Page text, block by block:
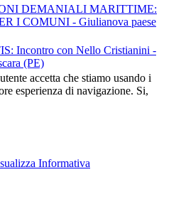
DEMANIALI MARITTIME:
I COMUNI - Giulianova paese
Incontro con Nello Cristianini -
(PE)
accetta che stiamo usando i
esperienza di navigazione. Si,
Informativa